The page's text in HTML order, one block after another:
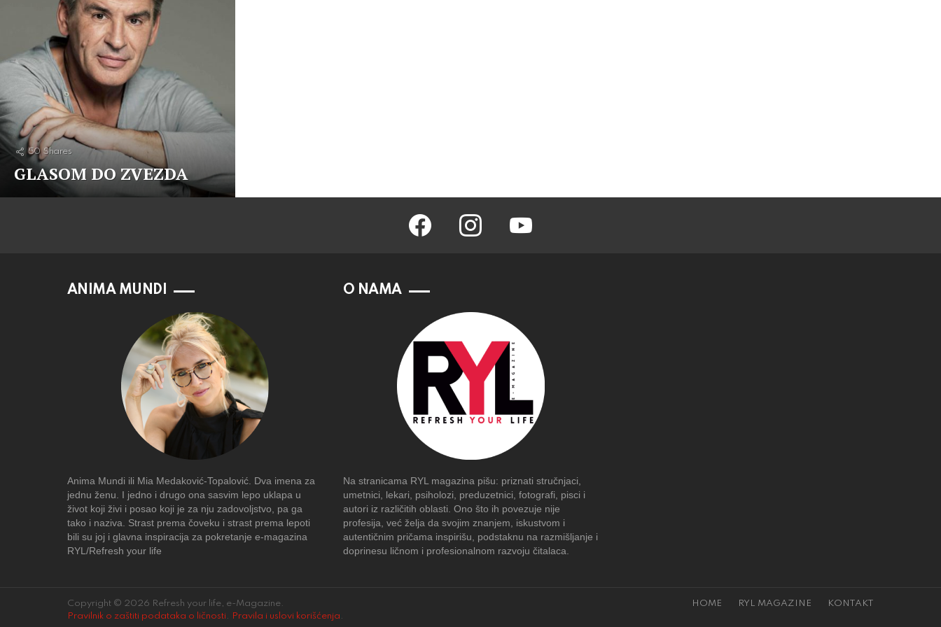
50 Shares
GLASOM DO ZVEZDA
facebook instagram youtube
ANIMA MUNDI
Anima Mundi ili Mia Medaković-Topalović. Dva imena za
jednu ženu. I jedno i drugo ona sasvim lepo uklapa u
život koji živi i posao koji je za nju zadovoljstvo, pa ga
tako i naziva. Strast prema čoveku i strast prema lepoti
bili su joj i glavna inspiracija za pokretanje e-magazina
RYL/Refresh your life
O NAMA
Na stranicama RYL magazina pišu: priznati stručnjaci,
umetnici, lekari, psiholozi, preduzetnici, fotografi, pisci i
autori iz različitih oblasti. Ono što ih povezuje nije
profesija, već želja da svojim znanjem, iskustvom i
autentičnim pričama inspirišu, podstaknu na razmišljanje i
doprinesu ličnom i profesionalnom razvoju čitalaca.
Copyright © 2026 Refresh your life, e-Magazine.
Pravilnik o zaštiti podataka o ličnosti . Pravila i uslovi korišćenja .
HOME RYL MAGAZINE KONTAKT